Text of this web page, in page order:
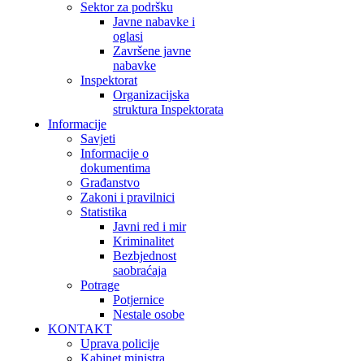
Sektor za podršku
Javne nabavke i
oglasi
Završene javne
nabavke
Inspektorat
Organizacijska
struktura Inspektorata
Informacije
Savjeti
Informacije o
dokumentima
Građanstvo
Zakoni i pravilnici
Statistika
Javni red i mir
Kriminalitet
Bezbjednost
saobraćaja
Potrage
Potjernice
Nestale osobe
KONTAKT
Uprava policije
Kabinet ministra